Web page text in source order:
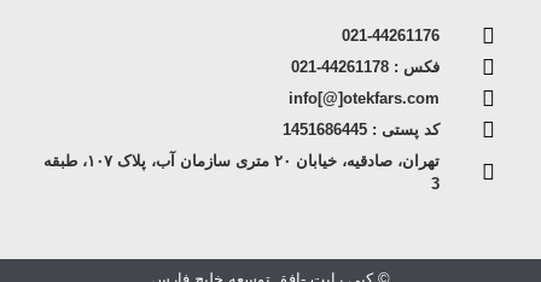
021-44261176
فکس : 44261178-021
info[@]otekfars.com
کد پستی : 1451686445
تهران، صادقیه، خیابان ۲۰ متری سازمان آب، پلاک ۱۰۷، طبقه
3